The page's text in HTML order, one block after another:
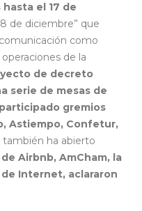
el 17 de
de diciembre” que
como
de la
de decreto
serie de mesas de
gremios
Astiempo, Confetur,
también ha abierto
Airbnb, AmCham, la
Internet, aclararon